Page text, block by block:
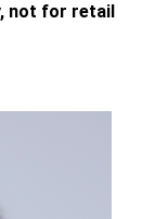
not for retail